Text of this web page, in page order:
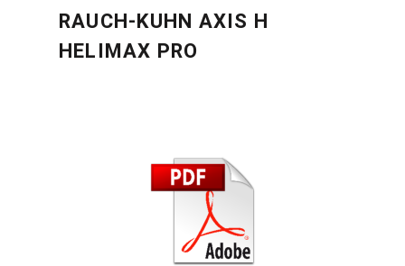
RAUCH-KUHN AXIS H
HELIMAX PRO